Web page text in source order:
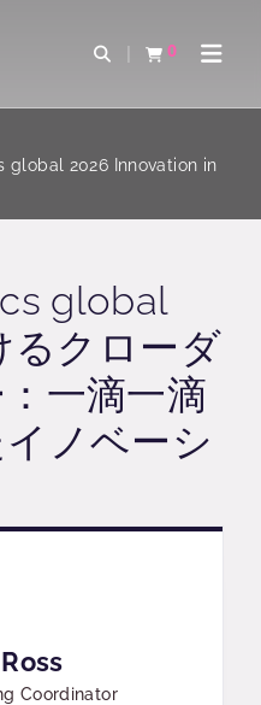
検索を開く
0
カートを確認す
ナビ
global 2026 Innovation in
global
るクローダ
一滴一滴
ノベーシ
Coordinator